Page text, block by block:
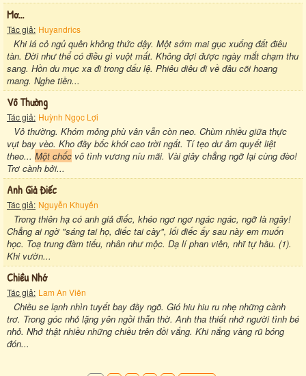
Mơ...
Tác giả: Huyandrics
Khi lá cỏ ngủ quên không thức dậy. Một sớm mai gục xuống đất điêu
tàn. Đời như thể có điều gì vuột mất. Không đợi được ngày mắt chạm thu
sang. Hồn du mục xa đi trong dấu lệ. Phiêu diêu đi về đâu cõi hoang
mang. Nghe tiền...
Vô Thường
Tác giả: Huỳnh Ngọc Lợi
Vô thường. Khóm mỏng phù vân vẫn còn neo. Chùm nhiều giữa thực
vụt bay vèo. Kho đầy bốc khói cao trời ngất. Tí tẹo dư âm quyết liệt
theo... Một chốc vô tình vương níu mãi. Vài giây chẳng ngỡ lại cùng đèo!
Trơ cành bởi...
Anh Giả Điếc
Tác giả: Nguyễn Khuyến
Trong thiên hạ có anh giả điếc, khéo ngơ ngơ ngác ngác, ngỡ là ngây!
Chẳng ai ngờ "sáng tai họ, điếc tai cày", lối điếc ấy sau này em muốn
học. Toạ trung đàm tiếu, nhân như mộc. Dạ lí phan viên, nhĩ tự hầu. (1).
Khi vườn...
Chiều Nhớ
Tác giả: Lam An Viên
Chiều se lạnh nhìn tuyết bay đầy ngõ. Gió hiu hiu ru nhẹ những cành
trơ. Trong góc nhỏ lặng yên ngồi thẫn thờ. Anh tha thiết nhớ người tình bé
nhỏ. Nhớ thật nhiều những chiều trên đồi vắng. Khi nắng vàng rũ bóng
đón...